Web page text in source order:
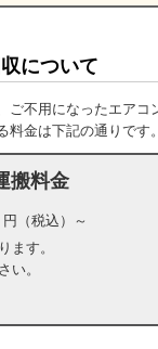
について
ご不用になったエアコ
金は下記の通りです。
搬料金
（税込）～
ます。
い。